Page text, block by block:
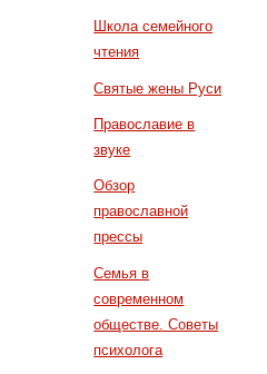
Школа семейного
чтения
Святые жены Руси
Православие в
звуке
Обзор
православной
прессы
Семья в
современном
обществе. Советы
психолога